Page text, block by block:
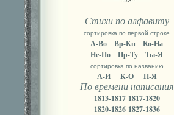
Стихи по алфавиту
сортировка по первой строке
А-Во Вр-Кн
Ко-На
Не-По
Пр-Ту Ты-Я
сортировка по названию
А-И К-О
П-Я
По времени написания
1813-1817 1817-1820
1820-1826 1827-1836